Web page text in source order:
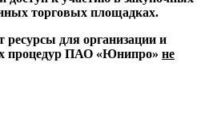
торговых площадках.
для организации и
процедур ПАО «Юнипро» не